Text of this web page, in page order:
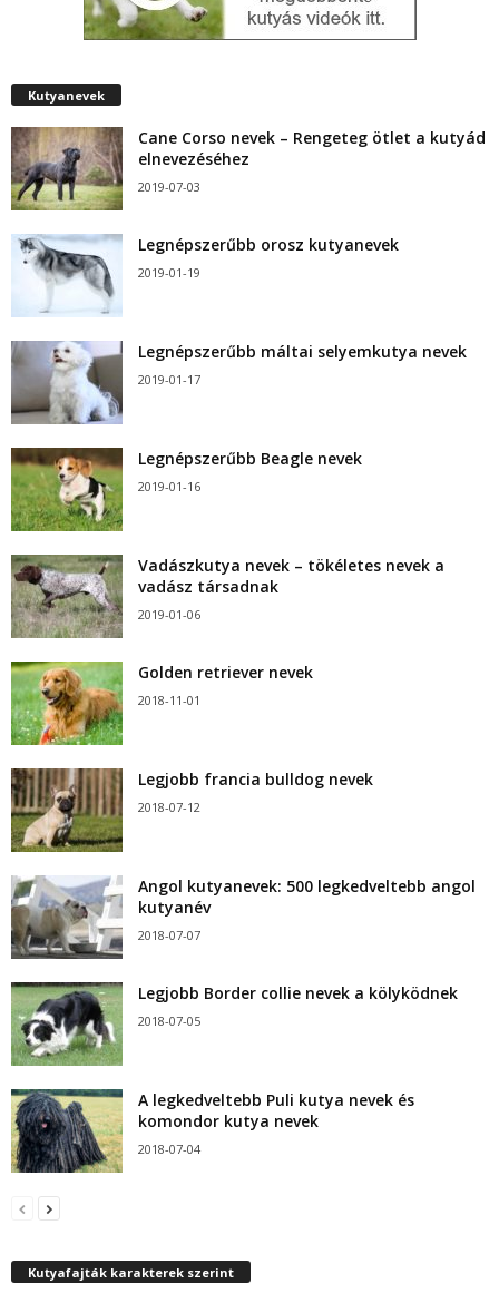
Kutyanevek
Cane Corso nevek – Rengeteg ötlet a kutyád
elnevezéséhez
2019-07-03
Legnépszerűbb orosz kutyanevek
2019-01-19
Legnépszerűbb máltai selyemkutya nevek
2019-01-17
Legnépszerűbb Beagle nevek
2019-01-16
Vadászkutya nevek – tökéletes nevek a
vadász társadnak
2019-01-06
Golden retriever nevek
2018-11-01
Legjobb francia bulldog nevek
2018-07-12
Angol kutyanevek: 500 legkedveltebb angol
kutyanév
2018-07-07
Legjobb Border collie nevek a kölyködnek
2018-07-05
A legkedveltebb Puli kutya nevek és
komondor kutya nevek
2018-07-04
Kutyafajták karakterek szerint